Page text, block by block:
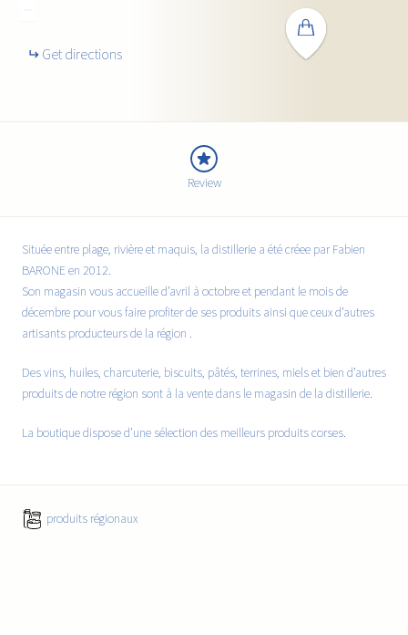
Get directions
Review
Située entre plage, rivière et maquis, la distillerie a été créee par Fabien
BARONE en 2012.
Son magasin vous accueille d’avril à octobre et pendant le mois de
décembre pour vous faire profiter de ses produits ainsi que ceux d’autres
artisants producteurs de la région .
Des vins, huiles, charcuterie, biscuits, pâtés, terrines, miels et bien d’autres
produits de notre région sont à la vente dans le magasin de la distillerie.
La boutique dispose d’une sélection des meilleurs produits corses.
produits régionaux